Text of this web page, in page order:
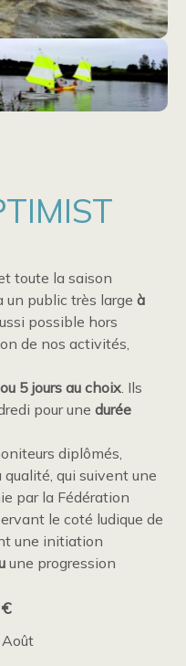
toute la saison
un public très large à
possible hors
de nos activités,
5 jours au choix. Ils
pour une durée
diplômés,
qui suivent une
par la Fédération
le coté ludique de
une initiation
une progression
Août